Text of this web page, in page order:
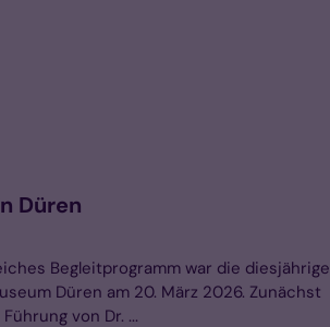
Düren
Begleitprogramm war die diesjährige
Düren am 20. März 2026. Zunächst
von Dr. ...